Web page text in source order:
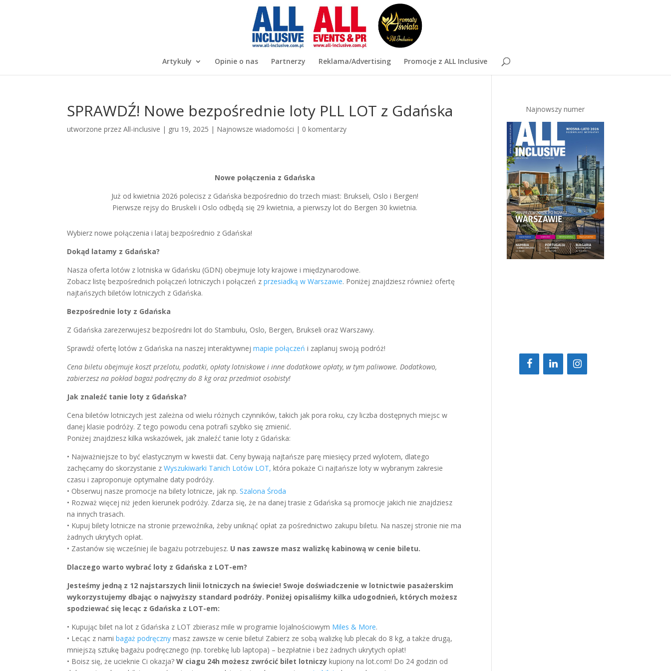
Artykuły Opinie o nas Partnerzy Reklama/Advertising Promocje z ALL Inclusive
SPRAWDŹ! Nowe bezpośrednie loty PLL LOT z Gdańska
utworzone przezAll-inclusive | gru 19, 2025 | Najnowsze wiadomości | 0 komentarzy
Nowe połączenia z Gdańska
Już od kwietnia 2026 polecisz z Gdańska bezpośrednio do trzech miast: Brukseli, Oslo i Bergen!
Pierwsze rejsy do Bruskeli i Oslo odbędą się 29 kwietnia, a pierwszy lot do Bergen 30 kwietnia.
Wybierz nowe połączenia i lataj bezpośrednio z Gdańska!
Dokąd latamy z Gdańska?
Nasza oferta lotów z lotniska w Gdańsku (GDN) obejmuje loty krajowe i międzynarodowe.
Zobacz listę bezpośrednich połączeń lotniczych i połączeń zprzesiadką w Warszawie. Poniżej znajdziesz również ofertę
najtańszych biletów lotniczych z Gdańska.
Bezpośrednie loty z Gdańska
Z Gdańska zarezerwujesz bezpośredni lot do Stambułu, Oslo, Bergen, Brukseli oraz Warszawy.
Sprawdź ofertę lotów z Gdańska na naszej interaktywnejmapie połączeń i zaplanuj swoją podróż!
Cena biletu obejmuje koszt przelotu, podatki, opłaty lotniskowe i inne dodatkowe opłaty, w tym paliwowe. Dodatkowo,
zabierzesz na pokład bagaż podręczny do 8 kg oraz przedmiot osobisty!
Jak znaleźć tanie loty z Gdańska?
Cena biletów lotniczych jest zależna od wielu różnych czynników, takich jak pora roku, czy liczba dostępnych miejsc w
danej klasie podróży. Z tego powodu cena potrafi szybko się zmienić.
Poniżej znajdziesz kilka wskazówek, jak znaleźć tanie loty z Gdańska:
• Najważniejsze to być elastycznym w kwestii dat. Ceny bywają najtańsze parę miesięcy przed wylotem, dlatego
zachęcamy do skorzystanie zWyszukiwarki Tanich Lotów LOT, która pokaże Ci najtańsze loty w wybranym zakresie
czasu i zaproponuje optymalne daty podróży.
• Obserwuj nasze promocje na bilety lotnicze, jak np.Szalona Środa
• Rozważ więcej niż jeden kierunek podróży. Zdarza się, że na danej trasie z Gdańska są promocje jakich nie znajdziesz
na innych trasach.
• Kupuj bilety lotnicze na stronie przewoźnika, żeby uniknąć opłat za pośrednictwo zakupu biletu. Na naszej stronie nie ma
żadnych ukrytych opłat.
• Zastanów się wcześniej ile bagażu potrzebujesz. U nas zawsze masz walizkę kabinową w cenie biletu.
Dlaczego warto wybrać loty z Gdańska z LOT-em?
Jesteśmy jedną z 12 najstarszych linii lotniczych na świecie! Swoje doświadczenie w lotnictwie pasażerskim
wykorzystujemy dbając o najwyższy standard podróży. Poniżej opisaliśmy kilka udogodnień, których możesz
spodziewać się lecąc z Gdańska z LOT-em:
• Kupując bilet na lot z Gdańska z LOT zbierasz mile w programie lojalnościowym Miles & More.
• Lecąc z namibagaż podręczny masz zawsze w cenie biletu! Zabierz ze sobą walizkę lub plecak do 8 kg, a także drugą,
mniejszą sztukę bagażu podręcznego (np. torebkę lub laptopa) – bezpłatnie i bez żadnych ukrytych opłat!
• Boisz się, że ucieknie Ci okazja?W ciagu 24h możesz zwrócić bilet lotniczy kupiony na lot.com! Do 24 godzin od
Najnowszy numer